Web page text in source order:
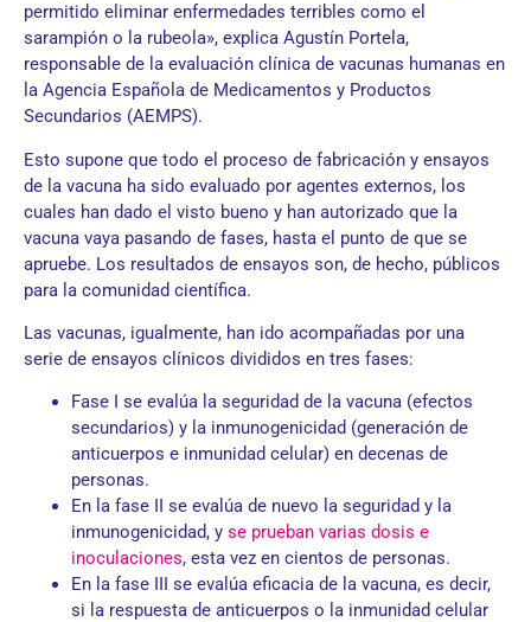
permitido eliminar enfermedades terribles como el
sarampión o la rubeola», explica Agustín Portela,
responsable de la evaluación clínica de vacunas humanas en
la Agencia Española de Medicamentos y Productos
Secundarios (AEMPS).
Esto supone que todo el proceso de fabricación y ensayos
de la vacuna ha sido evaluado por agentes externos, los
cuales han dado el visto bueno y han autorizado que la
vacuna vaya pasando de fases, hasta el punto de que se
apruebe. Los resultados de ensayos son, de hecho, públicos
para la comunidad científica.
Las vacunas, igualmente, han ido acompañadas por una
serie de ensayos clínicos divididos en tres fases:
Fase I se evalúa la seguridad de la vacuna (efectos
secundarios) y la inmunogenicidad (generación de
anticuerpos e inmunidad celular) en decenas de
personas.
En la fase II se evalúa de nuevo la seguridad y la
inmunogenicidad, y se prueban varias dosis e
inoculaciones, esta vez en cientos de personas.
En la fase III se evalúa eficacia de la vacuna, es decir,
si la respuesta de anticuerpos o la inmunidad celular